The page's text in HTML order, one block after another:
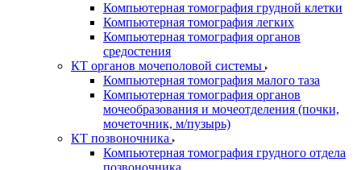
Компьютерная томография грудной клетки
Компьютерная томография легких
Компьютерная томография органов
средостения
КТ органов мочеполовой системы
Компьютерная томография малого таза
Компьютерная томография органов
мочеобразования и мочеотделения (почки,
мочеточник, м/пузырь)
КТ позвоночника
Компьютерная томография грудного отдела
позвоночника